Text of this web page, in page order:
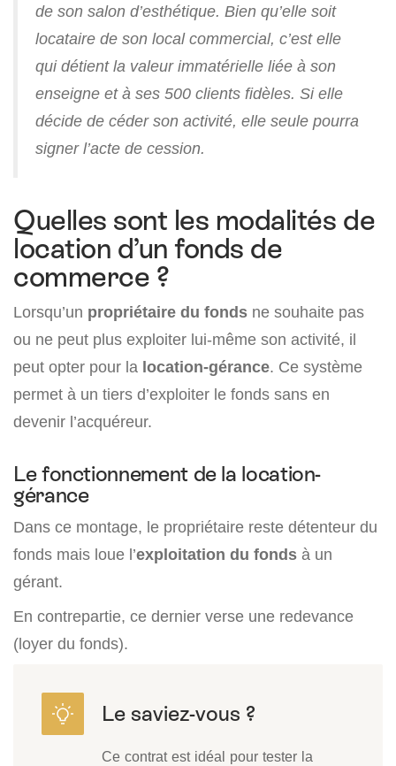
de son salon d’esthétique. Bien qu’elle soit
locataire de son local commercial, c’est elle
qui détient la valeur immatérielle liée à son
enseigne et à ses 500 clients fidèles. Si elle
décide de céder son activité, elle seule pourra
signer l’acte de cession.
Quelles sont les modalités de
location d’un fonds de
commerce ?
Lorsqu’un propriétaire du fonds ne souhaite pas
ou ne peut plus exploiter lui-même son activité, il
peut opter pour la location-gérance. Ce système
permet à un tiers d’exploiter le fonds sans en
devenir l’acquéreur.
Le fonctionnement de la location-
gérance
Dans ce montage, le propriétaire reste détenteur du
fonds mais loue l’exploitation du fonds à un
gérant.
En contrepartie, ce dernier verse une redevance
(loyer du fonds).
Ce contrat est idéal pour tester la